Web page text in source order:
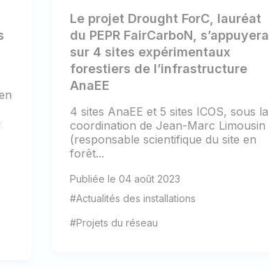
Le projet Drought ForC, lauréat
du PEPR FairCarboN, s’appuyera
sur 4 sites expérimentaux
forestiers de l’infrastructure
AnaEE
4 sites AnaEE et 5 sites ICOS, sous la
coordination de Jean-Marc Limousin
(responsable scientifique du site en
forêt...
Publiée le 04 août 2023
#Actualités des installations
#Projets du réseau